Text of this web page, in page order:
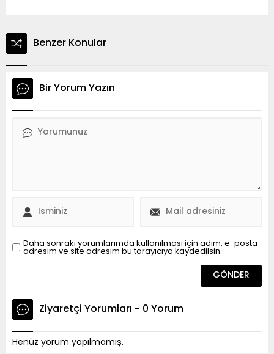
Benzer Konular
Bir Yorum Yazın
Daha sonraki yorumlarımda kullanılması için adım, e-posta
adresim ve site adresim bu tarayıcıya kaydedilsin.
Ziyaretçi Yorumları - 0 Yorum
Henüz yorum yapılmamış.